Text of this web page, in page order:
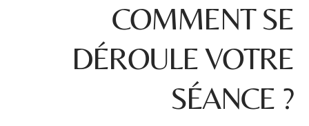
COMMENT SE
DÉROULE VOTRE
SÉANCE ?